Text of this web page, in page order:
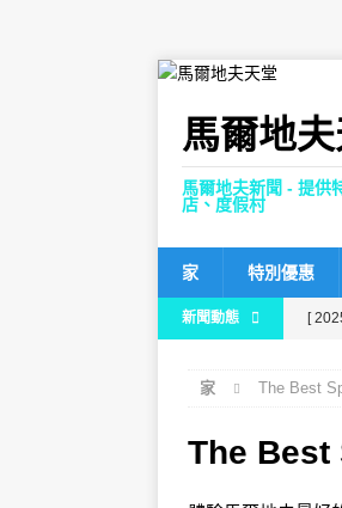
馬爾地
馬爾地夫新聞 - 提供
店、度假村
家 特別優惠
新聞動態 [
[
家 The Best
The Best